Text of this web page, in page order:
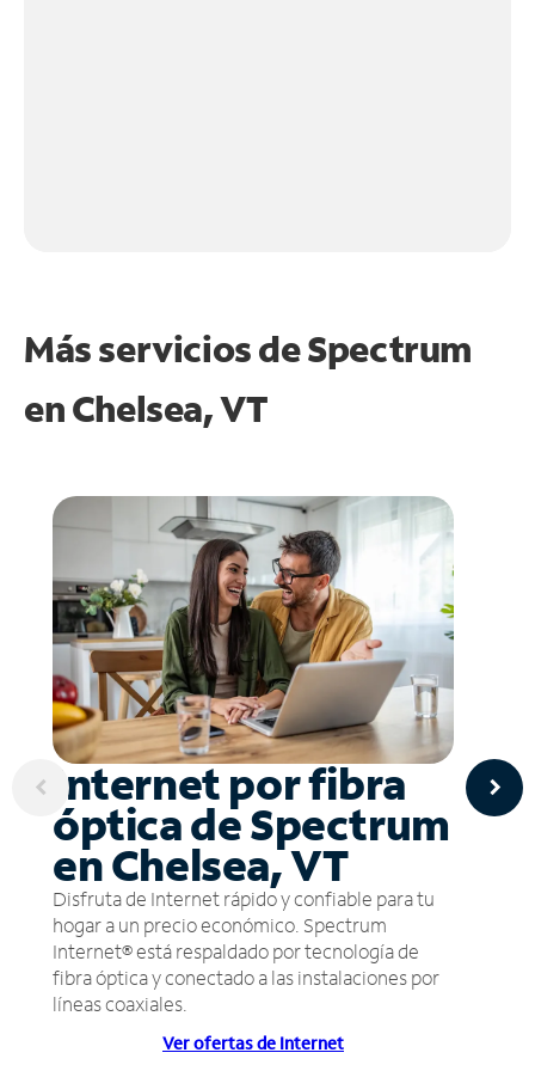
Más servicios de Spectrum
enChelsea, VT
Internet por fibra
óptica de Spectrum
en Chelsea, VT
Disfruta de Internet rápido y confiable para tu
hogar a un precio económico. Spectrum
Internet® está respaldado por tecnología de
fibra óptica y conectado a las instalaciones por
líneas coaxiales.
Ver ofertas de Internet